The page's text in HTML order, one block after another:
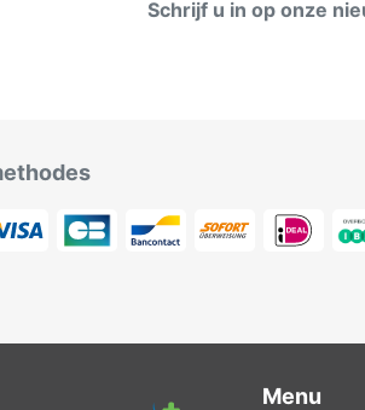
Schrijf u in op onze
Menu